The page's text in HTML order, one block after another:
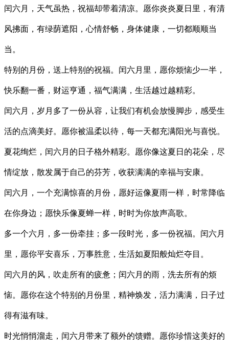
闰六月，天气虽热，祝福却带着清凉。愿你炎炎夏日里，有清
风拂面，有绿荫遮阳，心情舒畅，身体健康，一切都顺顺当
当。
特别的月份，送上特别的祝福。闰六月里，愿你烦恼少一半，
快乐翻一番，财运亨通，福气满满，生活越过越精彩。
闰六月，岁月多了一份从容，让我们有机会放慢脚步，感受生
活的点滴美好。愿你被温柔以待，每一天都充满阳光与喜悦。
夏花绚烂，闰六月的日子格外精彩。愿你像这夏日的花朵，尽
情绽放，散发属于自己的芬芳，收获满满的幸福与安康。
闰六月，一个充满惊喜的月份，愿好运像夏雨一样，时常降临
在你身边；愿快乐像夏蝉一样，时时为你放声高歌。
多一个六月，多一份牵挂；多一段时光，多一份祝福。闰六月
里，愿你平安喜乐，万事胜意，生活如夏阳般灿烂夺目。
闰六月的风，吹走所有的疲惫；闰六月的雨，洗去所有的烦
恼。愿你在这个特别的月份里，精神焕发，活力满满，日子过
得有滋有味。
时光悄悄溜走，闰六月带来了额外的馈赠。愿你珍惜这美好的